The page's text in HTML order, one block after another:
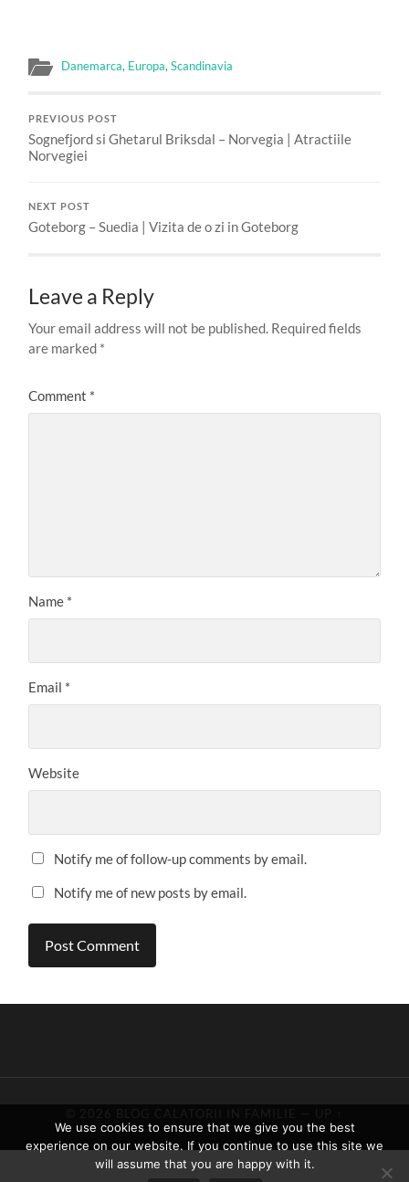
Danemarca, Europa,Scandinavia
PREVIOUS POST
Sognefjord si Ghetarul Briksdal – Norvegia | Atractiile
Norvegiei
NEXT POST
Goteborg – Suedia | Vizita de o zi in Goteborg
Leave a Reply
Your email address will not be published. Required fields
are marked *
Comment *
Name *
Email *
Website
Notify me of follow-up comments by email.
Notify me of new posts by email.
We use cookies to ensure that we give you the best
experience on our website. If you continue to use this site we
will assume that you are happy with it.